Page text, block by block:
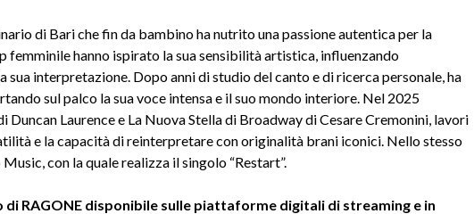
di Bari che fin da bambino ha nutrito una passione autentica per la
femminile hanno ispirato la sua sensibilità artistica, influenzando
sua interpretazione. Dopo anni di studio del canto e di ricerca personale, ha
sul palco la sua voce intensa e il suo mondo interiore. Nel 2025
Duncan Laurence e La Nuova Stella di Broadway di Cesare Cremonini, lavori
e la capacità di reinterpretare con originalità brani iconici. Nello stesso
con la quale realizza il singolo “Restart”.
di RAGONE disponibile sulle piattaforme digitali di streaming e in